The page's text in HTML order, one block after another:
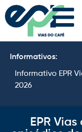
Informativos:
Informativo EPR
2026
EPR